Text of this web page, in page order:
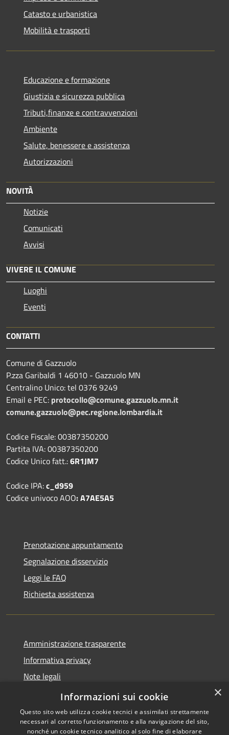
Catasto e urbanistica
Mobilità e trasporti
Educazione e formazione
Giustizia e sicurezza pubblica
Tributi,finanze e contravvenzioni
Ambiente
Salute, benessere e assistenza
Autorizzazioni
NOVITÀ
Notizie
Comunicati
Avvisi
VIVERE IL COMUNE
Luoghi
Eventi
CONTATTI
Comune di Gazzuolo
P.zza Garibaldi 1 46010 - Gazzuolo MN
Centralino Unico: tel 0376 9249
Email e PEC: protocollo@comune.gazzuolo.mn.it
comune.gazzuolo@pec.regione.lombardia.it
Codice Fiscale: 00387350200
Partita IVA: 00387350200
Codice Unico fatt.:6R1JM7
Codice IPA:c_d959
Codice univoco AOO: A7AE5A5
Prenotazione appuntamento
Segnalazione disservizio
Leggi le FAQ
Richiesta assistenza
Amministrazione trasparente
Informativa privacy
Note legali
Dichiarazione di accessibilità
×
Informazioni sui cookie
Questo sito web utilizza cookie tecnici e assimilati strettamente
necessari al corretto funzionamento e alla navigazione del sito,
nonché un cookie tecnico analitico al solo fine di elaborare